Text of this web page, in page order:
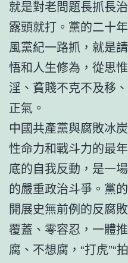
就是對老問題長抓長
露頭就打。黨的二十
風黨紀一路抓，就是
悟和人生修為，從思
淫、貧賤不克不及移
正氣。
中國共產黨與腐敗冰
性命力和戰斗力的最
底的自我反動，是一
的嚴重政治斗爭。黨
開展史無前例的反腐
覆蓋、零容忍，一體
腐、不想腐，“打虎”“